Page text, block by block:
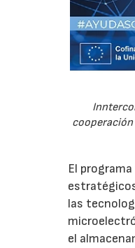
cooperación
El
las
el